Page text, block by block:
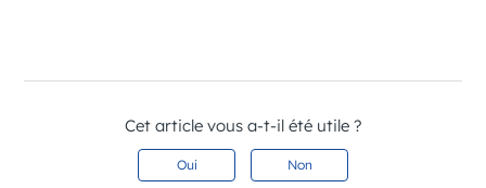
Cet article vous a-t-il été utile ?
Oui Non